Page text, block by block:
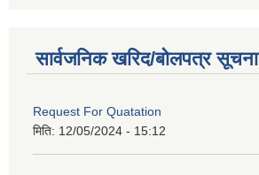
सार्वजनिक खरिद/बोलपत्र सूचना
Request For Quatation
मिति: 12/05/2024 - 15:12